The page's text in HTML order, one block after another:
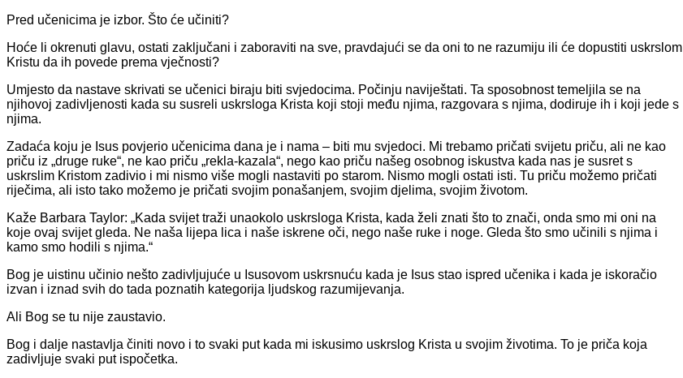
Pred učenicima je izbor. Što će učiniti?
Hoće li okrenuti glavu, ostati zaključani i zaboraviti na sve, pravdajući se da oni to ne razumiju ili će dopustiti uskrslom
Kristu da ih povede prema vječnosti?
Umjesto da nastave skrivati se učenici biraju biti svjedocima. Počinju naviještati. Ta sposobnost temeljila se na
njihovoj zadivljenosti kada su susreli uskrsloga Krista koji stoji među njima, razgovara s njima, dodiruje ih i koji jede s
njima.
Zadaća koju je Isus povjerio učenicima dana je i nama – biti mu svjedoci. Mi trebamo pričati svijetu priču, ali ne kao
priču iz „druge ruke“, ne kao priču „rekla-kazala“, nego kao priču našeg osobnog iskustva kada nas je susret s
uskrslim Kristom zadivio i mi nismo više mogli nastaviti po starom. Nismo mogli ostati isti. Tu priču možemo pričati
riječima, ali isto tako možemo je pričati svojim ponašanjem, svojim djelima, svojim životom.
Kaže Barbara Taylor: „Kada svijet traži unaokolo uskrsloga Krista, kada želi znati što to znači, onda smo mi oni na
koje ovaj svijet gleda. Ne naša lijepa lica i naše iskrene oči, nego naše ruke i noge. Gleda što smo učinili s njima i
kamo smo hodili s njima.“
Bog je uistinu učinio nešto zadivljujuće u Isusovom uskrsnuću kada je Isus stao ispred učenika i kada je iskoračio
izvan i iznad svih do tada poznatih kategorija ljudskog razumijevanja.
Ali Bog se tu nije zaustavio.
Bog i dalje nastavlja činiti novo i to svaki put kada mi iskusimo uskrslog Krista u svojim životima. To je priča koja
zadivljuje svaki put ispočetka.